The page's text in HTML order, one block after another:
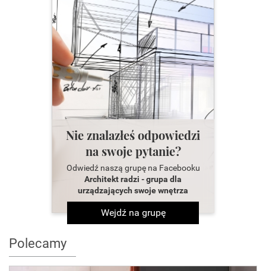
Nie znalazłeś odpowiedzi
na swoje pytanie?
Odwiedź naszą grupę na Facebooku
Architekt radzi - grupa dla
urządzających swoje wnętrza
Wejdź na grupę
Polecamy